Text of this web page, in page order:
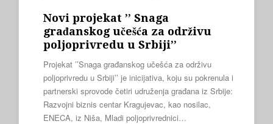
Novi projekat ’’ Snaga
građanskog učešća za održivu
poljoprivredu u Srbiji’’
Projekat ’’Snaga građanskog učešća za održivu
poljoprivredu u Srbiji’’ je inicijativa, koju su pokrenula i
partnerski sprovode četiri udruženja građana iz Srbije:
Razvojni biznis centar Kragujevac, kao nosilac,
ENECA, iz Niša, Mladi poljoprivrednici…